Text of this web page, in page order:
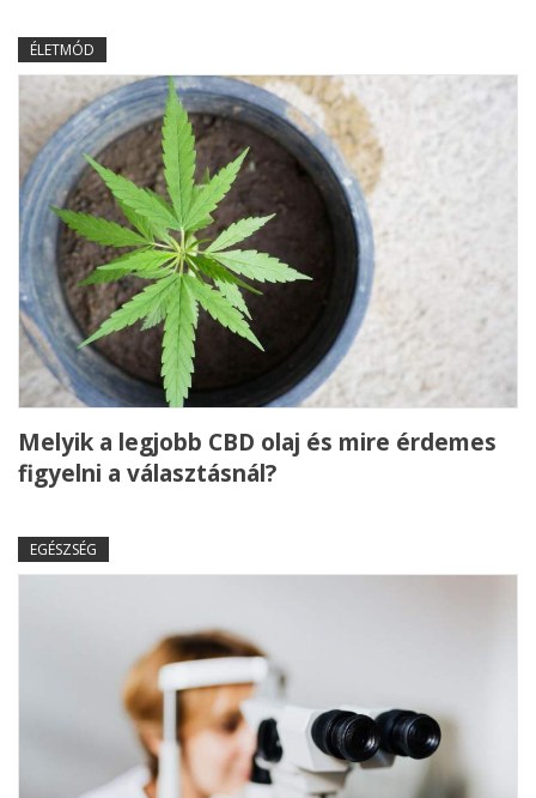
ÉLETMÓD
Melyik a legjobb CBD olaj és mire érdemes
figyelni a választásnál?
EGÉSZSÉG